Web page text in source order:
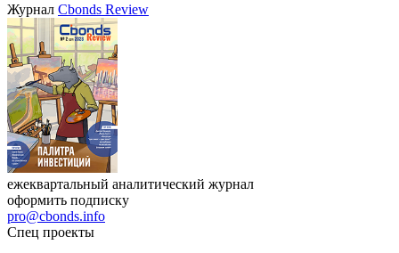
Журнал Cbonds Review
ежеквартальный аналитический журнал
оформить подписку
pro@cbonds.info
Спец проекты